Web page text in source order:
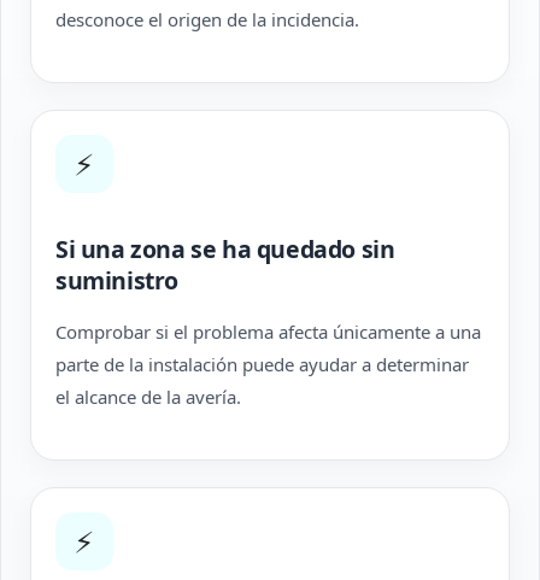
desconoce el origen de la incidencia.
⚡
Si una zona se ha quedado sin
suministro
Comprobar si el problema afecta únicamente a una
parte de la instalación puede ayudar a determinar
el alcance de la avería.
⚡